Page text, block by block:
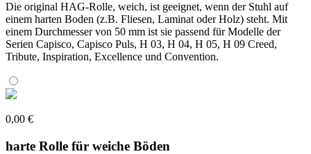
Die original HAG-Rolle, weich, ist geeignet, wenn der Stuhl auf
einem harten Boden (z.B. Fliesen, Laminat oder Holz) steht. Mit
einem Durchmesser von 50 mm ist sie passend für Modelle der
Serien Capisco, Capisco Puls, H 03, H 04, H 05, H 09 Creed,
Tribute, Inspiration, Excellence und Convention.
0,00 €
harte Rolle für weiche Böden